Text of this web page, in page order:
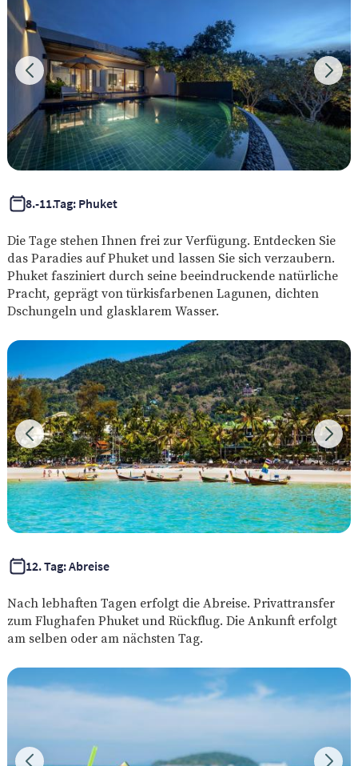
8.-11.Tag: Phuket
Die Tage stehen Ihnen frei zur Verfügung. Entdecken Sie
das Paradies auf Phuket und lassen Sie sich verzaubern.
Phuket fasziniert durch seine beeindruckende natürliche
Pracht, geprägt von türkisfarbenen Lagunen, dichten
Dschungeln und glasklarem Wasser.
12. Tag: Abreise
Nach lebhaften Tagen erfolgt die Abreise. Privattransfer
zum Flughafen Phuket und Rückflug. Die Ankunft erfolgt
am selben oder am nächsten Tag.